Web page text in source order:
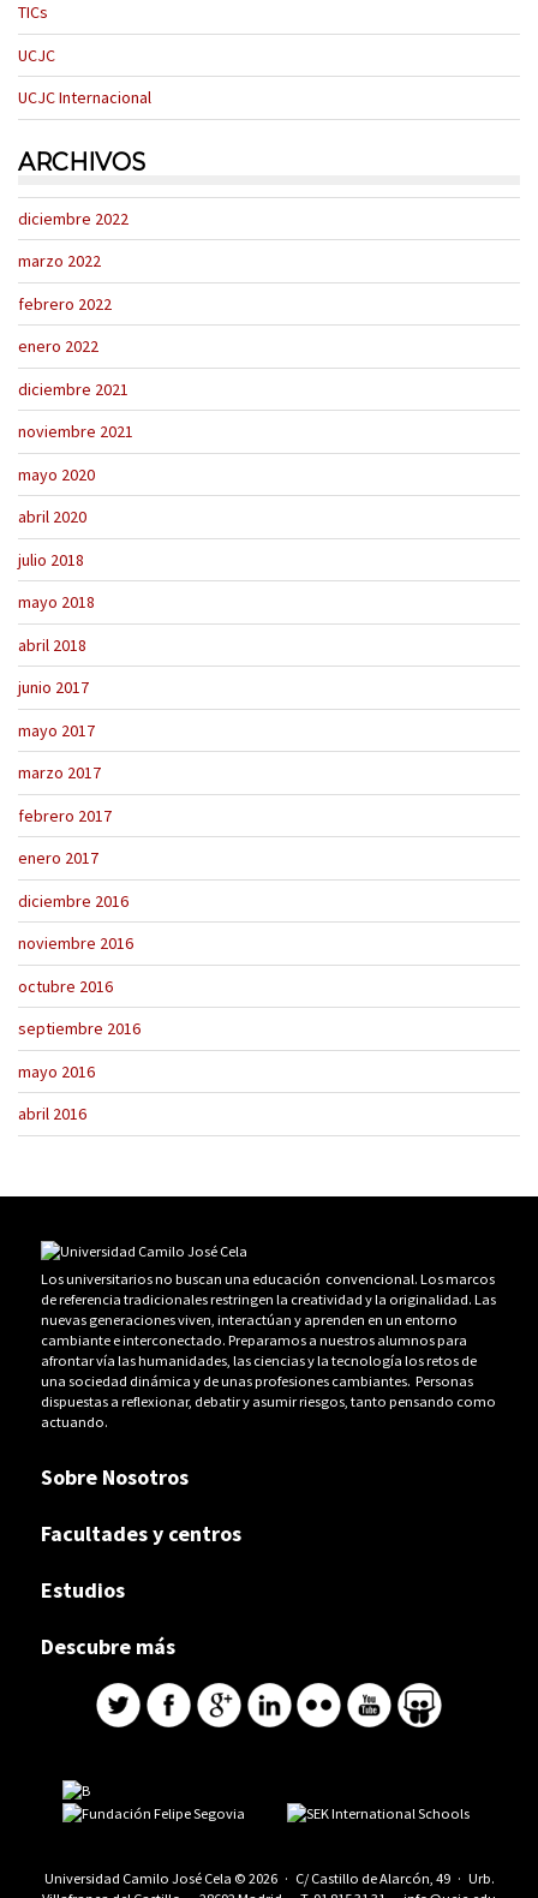
TICs
UCJC
UCJC Internacional
ARCHIVOS
diciembre 2022
marzo 2022
febrero 2022
enero 2022
diciembre 2021
noviembre 2021
mayo 2020
abril 2020
julio 2018
mayo 2018
abril 2018
junio 2017
mayo 2017
marzo 2017
febrero 2017
enero 2017
diciembre 2016
noviembre 2016
octubre 2016
septiembre 2016
mayo 2016
abril 2016
Los universitarios no buscan una educación convencional. Los marcos
de referencia tradicionales restringen la creatividad y la originalidad. Las
nuevas generaciones viven, interactúan y aprenden en un entorno
cambiante e interconectado. Preparamos a nuestros alumnos para
afrontar vía las humanidades, las ciencias y la tecnología los retos de
una sociedad dinámica y de unas profesiones cambiantes. Personas
dispuestas a reflexionar, debatir y asumir riesgos, tanto pensando como
actuando.
Sobre Nosotros
Facultades y centros
Estudios
Descubre más
Universidad Camilo José Cela © 2026 · C/ Castillo de Alarcón, 49 · Urb.